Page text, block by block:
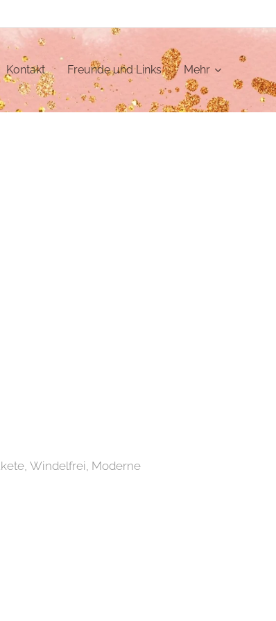
Kontakt Freunde und Links Mehr
Windelfrei, Moderne